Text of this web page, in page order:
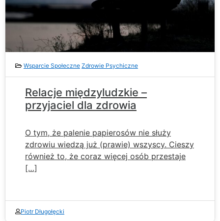
Wsparcie Społeczne Zdrowie Psychiczne
Relacje międzyludzkie –
przyjaciel dla zdrowia
O tym, że palenie papierosów nie służy
zdrowiu wiedzą już (prawie) wszyscy. Cieszy
również to, że coraz więcej osób przestaje
[…]
Piotr Długołęcki